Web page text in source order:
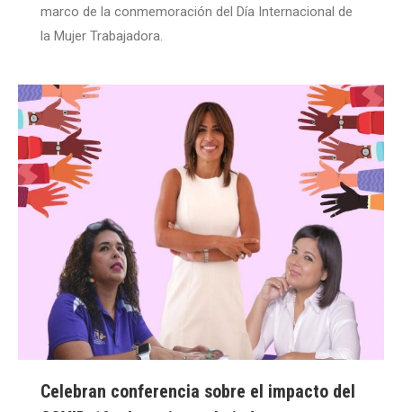
marco de la conmemoración del Día Internacional de
la Mujer Trabajadora.
Celebran conferencia sobre el impacto del